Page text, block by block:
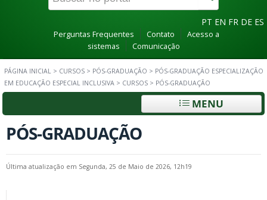
PT EN FR DE ES
Perguntas Frequentes Contato
Acesso a
sistemas
Comunicação
PÁGINA INICIAL > CURSOS > PÓS-GRADUAÇÃO > PÓS-GRADUAÇÃO ESPECIALIZAÇÃO
EM EDUCAÇÃO ESPECIAL INCLUSIVA > CURSOS > PÓS-GRADUAÇÃO
MENU
PÓS-GRADUAÇÃO
Última atualização em Segunda, 25 de Maio de 2026, 12h19